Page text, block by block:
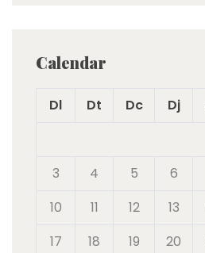
Calendar
Dl Dt Dc Dj
3
4 5 6
10
11 12 13
17
18 19 20